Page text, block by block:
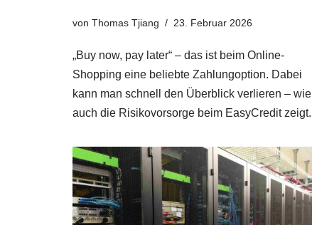
von Thomas Tjiang 23. Februar 2026
„Buy now, pay later“ – das ist beim Online-
Shopping eine beliebte Zahlungoption. Dabei
kann man schnell den Überblick verlieren – wie
auch die Risikovorsorge beim EasyCredit zeigt.